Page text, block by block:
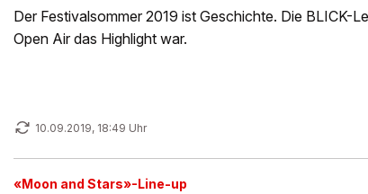
Der Festivalsommer 2019 ist Geschichte. Die BLICK-
Open Air das Highlight war.
10.09.2019, 18:49 Uhr
«Moon and Stars»-Line-up